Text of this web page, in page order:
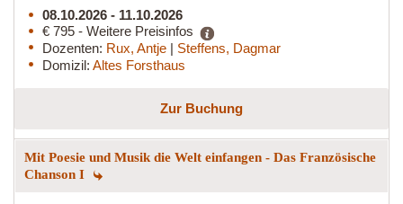
08.10.2026 - 11.10.2026
€ 795 - Weitere Preisinfos
Dozenten: Rux, Antje | Steffens, Dagmar
Domizil: Altes Forsthaus
Zur Buchung
Mit Poesie und Musik die Welt einfangen - Das Französische
Chanson I